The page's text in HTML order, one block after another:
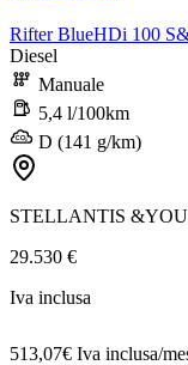
Rifter BlueHDi 100
Diesel
Manuale
5,4 l/100km
D (141 g/km)
STELLANTIS
29.530 €
Iva inclusa
513,07€ Iva inclusa/